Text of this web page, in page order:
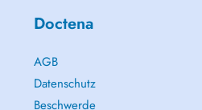
Doctena
AGB
Datenschutz
Beschwerde